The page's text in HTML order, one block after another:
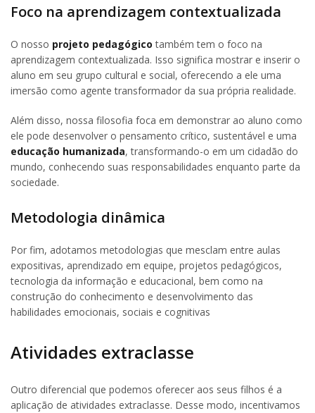
Foco na aprendizagem contextualizada
O nosso projeto pedagógico também tem o foco na
aprendizagem contextualizada. Isso significa mostrar e inserir o
aluno em seu grupo cultural e social, oferecendo a ele uma
imersão como agente transformador da sua própria realidade.
Além disso, nossa filosofia foca em demonstrar ao aluno como
ele pode desenvolver o pensamento crítico, sustentável e uma
educação humanizada, transformando-o em um cidadão do
mundo, conhecendo suas responsabilidades enquanto parte da
sociedade.
Metodologia dinâmica
Por fim, adotamos metodologias que mesclam entre aulas
expositivas, aprendizado em equipe, projetos pedagógicos,
tecnologia da informação e educacional, bem como na
construção do conhecimento e desenvolvimento das
habilidades emocionais, sociais e cognitivas
Atividades extraclasse
Outro diferencial que podemos oferecer aos seus filhos é a
aplicação de atividades extraclasse. Desse modo, incentivamos